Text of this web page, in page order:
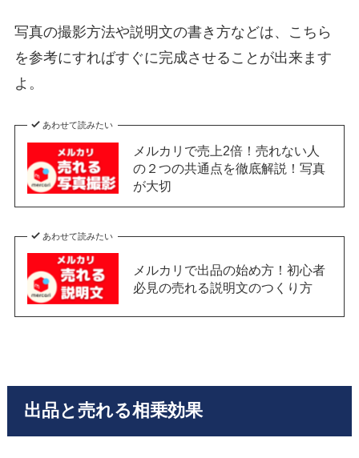
写真の撮影方法や説明文の書き方などは、こちら
を参考にすればすぐに完成させることが出来ます
よ。
あわせて読みたい
メルカリで売上2倍！売れない人
の２つの共通点を徹底解説！写真
が大切
あわせて読みたい
メルカリで出品の始め方！初心者
必見の売れる説明文のつくり方
出品と売れる相乗効果